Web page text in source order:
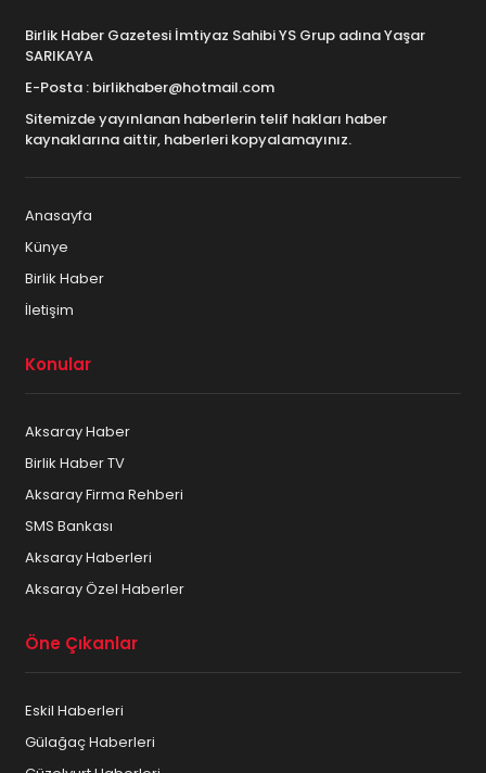
Birlik Haber Gazetesi İmtiyaz Sahibi YS Grup adına Yaşar
SARIKAYA
E-Posta : birlikhaber@hotmail.com
Sitemizde yayınlanan haberlerin telif hakları haber
kaynaklarına aittir, haberleri kopyalamayınız.
Anasayfa
Künye
Birlik Haber
İletişim
Konular
Aksaray Haber
Birlik Haber TV
Aksaray Firma Rehberi
SMS Bankası
Aksaray Haberleri
Aksaray Özel Haberler
Öne Çıkanlar
Eskil Haberleri
Gülağaç Haberleri